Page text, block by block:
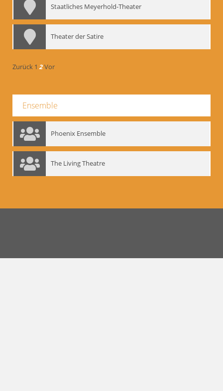
Staatliches Meyerhold-Theater
Theater der Satire
Zurück 1 2Vor
Ensemble
Phoenix Ensemble
The Living Theatre